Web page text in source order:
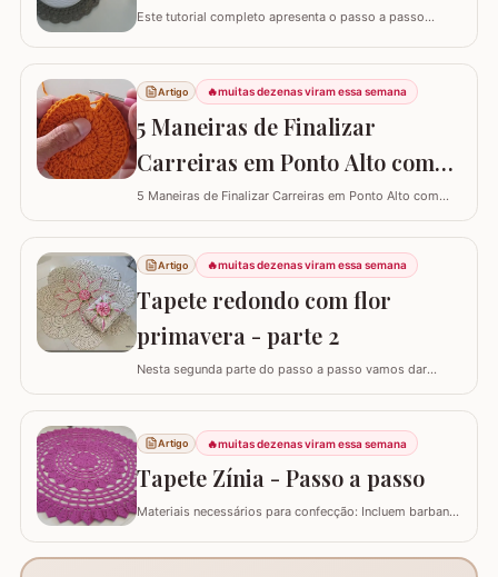
Este tutorial completo apresenta o passo a passo
praticidade e elegância na mesa posta. Este guia para
iniciantes foi desenvolvido para que você consiga criar
uma peça firme, bonita e com excelente…
Artigo 🔥muitas dezenas viram essa semana
5 Maneiras de Finalizar
Carreiras em Ponto Alto com
Perfeição e Elegância
5 Maneiras de Finalizar Carreiras em Ponto Alto com
Artigo 🔥muitas dezenas viram essa semana
Tapete redondo com flor
primavera - parte 2
Nesta segunda parte do passo a passo vamos dar
pronto... PARTE 1 - TAPETE REDONDO COM FLOR
PRIMAVERA PASSO A PASSO PARTE 1 PARTE 3 - TAPETE
REDONDO COM FLOR PRIMAVERA PASSO A PASSO
PARTE 3 FLOR PRIMAVERA PASSO A PASSO - FLOR
PRIMAVERA PASSO A PASSO
Artigo 🔥muitas dezenas viram essa semana
Tapete Zínia - Passo a passo
Materiais necessários para confecção: Incluem barbante